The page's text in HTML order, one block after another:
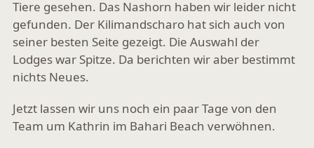
Tiere gesehen. Das Nashorn haben wir leider nicht
gefunden. Der Kilimandscharo hat sich auch von
seiner besten Seite gezeigt. Die Auswahl der
Lodges war Spitze. Da berichten wir aber bestimmt
nichts Neues.
Jetzt lassen wir uns noch ein paar Tage von den
Team um Kathrin im Bahari Beach verwöhnen.